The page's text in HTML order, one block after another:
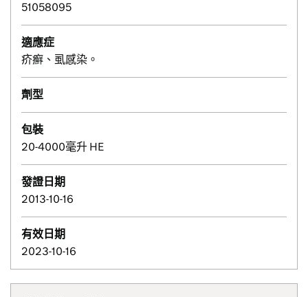
51058095
適應症
疥癬、虱感染。
劑型
包裝
20-4000毫升 HE
發證日期
2013-10-16
有效日期
2023-10-16